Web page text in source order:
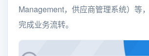
Management，供应商管理系统）等
完成业务流转。